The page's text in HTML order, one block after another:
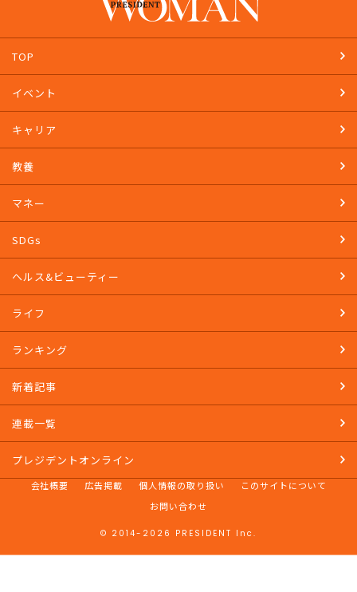
TOP
イベント
キャリア
教養
マネー
SDGs
ヘルス&ビューティー
ライフ
ランキング
新着記事
連載一覧
プレジデントオンライン
会社概要 広告掲載 個人情報の取り扱い
このサイトについて
お問い合わせ
© 2014-2026 PRESIDENT Inc.